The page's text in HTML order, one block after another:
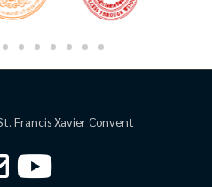
Francis Xavier Convent